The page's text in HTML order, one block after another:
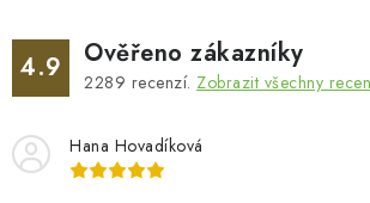
4.9 Ověřeno zákazníky
2289 recenzí. Zobrazit všechny
Hana Hovadíková